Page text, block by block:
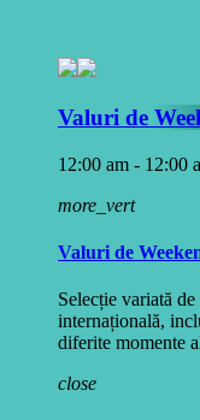
Valuri de
12:00 am - 12:00
more_vert
Valuri de
Selecție variată
internațională,
diferite momente
close